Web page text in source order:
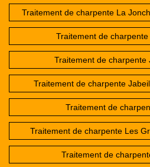
Traitement de charpente La
Traitement de
Traitement de charpente
Traitement de charpente
Traitement de
Traitement de charpente Les
Traitement de